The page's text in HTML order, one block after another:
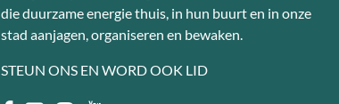
die duurzame energie thuis, in hun buurt en in onze
stad aanjagen, organiseren en bewaken.
STEUN ONS EN WORD OOK LID